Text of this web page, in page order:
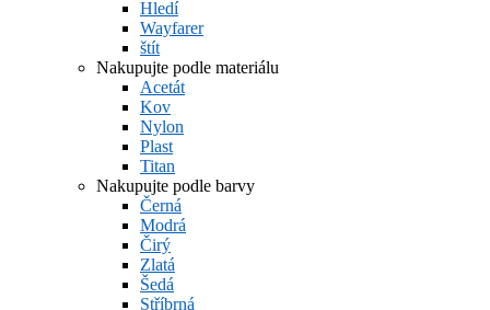
Hledí
Wayfarer
štít
Nakupujte podle materiálu
Acetát
Kov
Nylon
Plast
Titan
Nakupujte podle barvy
Černá
Modrá
Čirý
Zlatá
Šedá
Stříbrná